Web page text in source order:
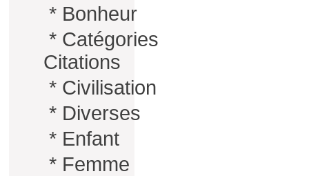
* Bonheur
* Catégories
Citations
* Civilisation
* Diverses
* Enfant
* Femme